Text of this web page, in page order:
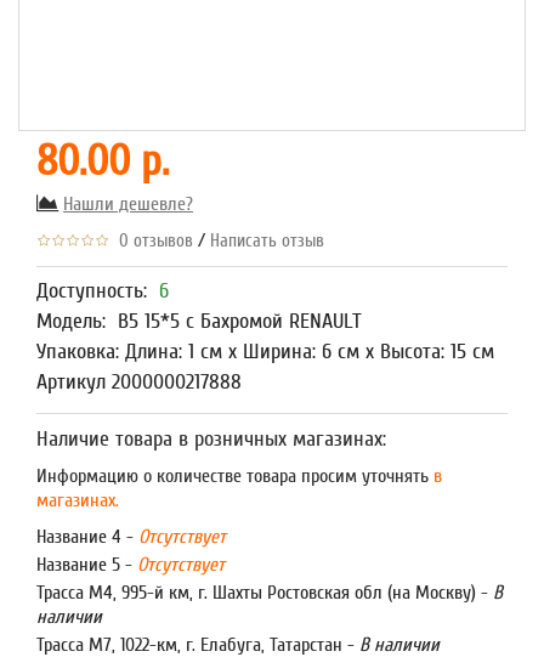
80.00 р.
Нашли дешевле?
0 отзывов / Написать отзыв
Доступность: 6
Модель: В5 15*5 с Бахромой RENAULT
Упаковка: Длина: 1 см x Ширина: 6 см x Высота: 15 см
Артикул 2000000217888
Наличие товара в розничных магазинах:
Информацию о количестве товара просим уточнять в
магазинах.
Название 4 - Отсутствует
Название 5 - Отсутствует
Трасса М4, 995-й км, г. Шахты Ростовская обл (на Москву) - В
наличии
Трасса М7, 1022-км, г. Елабуга, Татарстан - В наличии